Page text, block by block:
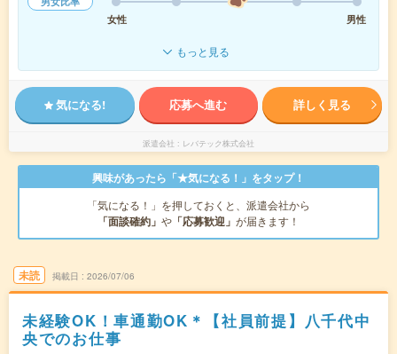
女性
男性
もっと見る
気になる! 応募へ進む 詳しく見る
派遣会社 レバテック株式会社
興味があったら「★気になる！」をタップ！
「気になる！」を押しておくと、派遣会社から
「面談確約」 や 「応募歓迎」 が届きます！
未読 掲載日 2026/07/06
未経験OK！車通勤OK＊【社員前提】八千代中
央でのお仕事